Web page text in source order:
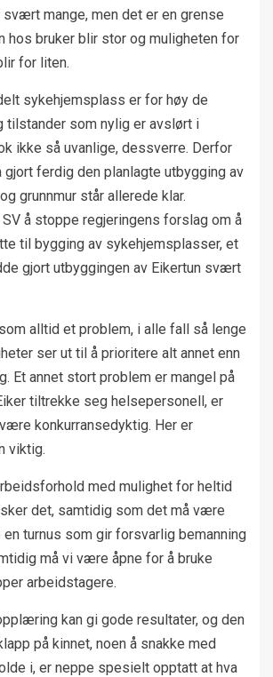
mange, men det er en grense
hos bruker blir stor og muligheten for
for liten.
sykehjemsplass er for høy de
tilstander som nylig er avslørt i
ikke så uvanlige, dessverre. Derfor
ferdig den planlagte utbygging av
grunnmur står allerede klar.
å stoppe regjeringens forslag om å
til bygging av sykehjemsplasser, et
gjort utbyggingen av Eikertun svært
alltid et problem, i alle fall så lenge
ser ut til å prioritere alt annet enn
Et annet stort problem er mangel på
tiltrekke seg helsepersonell, er
konkurransedyktig. Her er
viktig.
med mulighet for heltid
det, samtidig som det må være
turnus som gir forsvarlig bemanning
må vi være åpne for å bruke
arbeidstagere.
kan gi gode resultater, og den
på kinnet, noen å snakke med
i, er neppe spesielt opptatt at hva